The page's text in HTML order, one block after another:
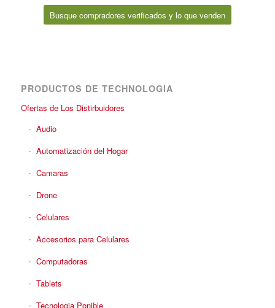
Busque compradores verificados y lo que venden
PRODUCTOS DE TECHNOLOGIA
Ofertas de Los Distirbuidores
Audio
Automatización del Hogar
Camaras
Drone
Celulares
Accesorios para Celulares
Computadoras
Tablets
Tecnologia Ponible